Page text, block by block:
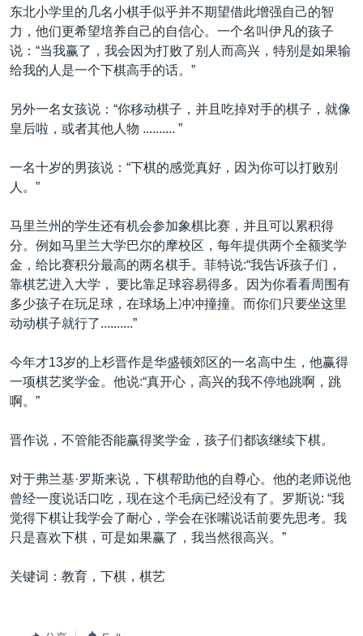
东北小学里的几名小棋手似乎并不期望借此增强自己的智
力，他们更希望培养自己的自信心。一个名叫伊凡的孩子
说：“当我赢了，我会因为打败了别人而高兴，特别是如果输
给我的人是一个下棋高手的话。”
另外一名女孩说：“你移动棋子，并且吃掉对手的棋子，就像
皇后啦，或者其他人物 .......... ”
一名十岁的男孩说：“下棋的感觉真好，因为你可以打败别
人。”
马里兰州的学生还有机会参加象棋比赛，并且可以累积得
分。例如马里兰大学巴尔的摩校区，每年提供两个全额奖学
金，给比赛积分最高的两名棋手。菲特说:“我告诉孩子们，
靠棋艺进入大学， 要比靠足球容易得多。因为你看看周围有
多少孩子在玩足球，在球场上冲冲撞撞。而你们只要坐这里
动动棋子就行了..........”
今年才13岁的上杉晋作是华盛顿郊区的一名高中生，他赢得
一项棋艺奖学金。他说:“真开心，高兴的我不停地跳啊，跳
啊。”
晋作说，不管能否能赢得奖学金，孩子们都该继续下棋。
对于弗兰基·罗斯来说，下棋帮助他的自尊心。他的老师说他
曾经一度说话口吃，现在这个毛病已经没有了。罗斯说: “我
觉得下棋让我学会了耐心，学会在张嘴说话前要先思考。我
只是喜欢下棋，可是如果赢了，我当然很高兴。”
关键词：教育，下棋，棋艺